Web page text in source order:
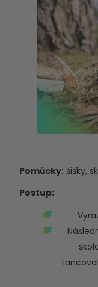
Pomůcky: šišky,
Postup: